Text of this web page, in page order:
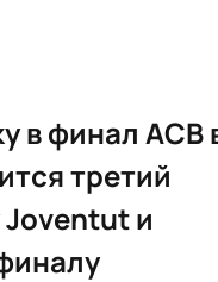
в финал ACB
третий
и